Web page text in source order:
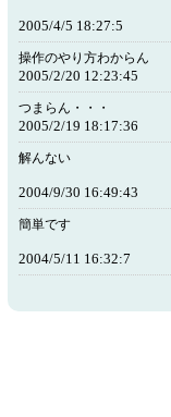
2005/4/5 18:27:5
操作のやり方わからん
2005/2/20 12:23:45
つまらん・・・
2005/2/19 18:17:36
解んない
2004/9/30 16:49:43
簡単です
2004/5/11 16:32:7